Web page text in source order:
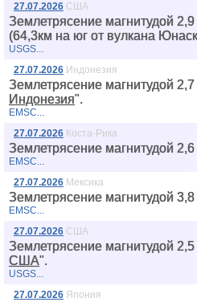
27.07.2026 США
Землетрясение магнитудой 2,9
(64,3км на юг от вyлкана
USGS...
27.07.2026 Индонезия
Землетрясение магнитудой 2,7
Индонезия".
EMSC...
27.07.2026 Коста-Рика
Землетрясение магнитудой 2,6
EMSC...
27.07.2026 Мексика
Землетрясение магнитудой 3,8
EMSC...
27.07.2026 США
Землетрясение магнитудой 2,5
США".
USGS...
27.07.2026 Япония